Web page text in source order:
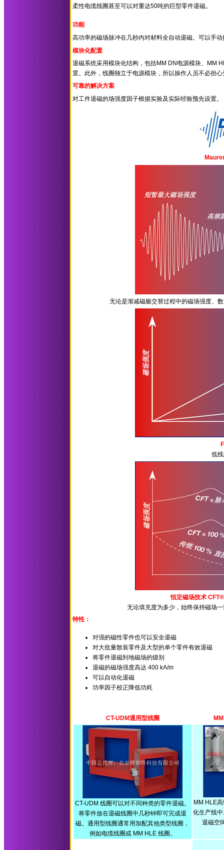
柔性电缆线圈甚至可以对重达50吨的巨型零件退磁。
功能
高功率的磁场脉冲在几秒内对材料全自动退磁。可以手
模块化配置
退磁系统采用模块化结构，包括MM DN电源模块、MM
置。此外，线圈独立于电源模块，所以操作人员不必担
可靠的解决方案
对工件退磁的场强度因子根据实验及实际经验预先设置
无论是渐减磁极交替过程中的磁场强度、
低
恒定磁场技术
无论填充度为多少，始终保持磁场
特性：
对强的磁性零件也可以安全退磁
对大批量散装零件及大型的单个零件有效退磁
将零件退磁到地磁场的级别
退磁的磁场强度高达 400 kA/m
可以自动化退磁
功率因子校正降低功耗
CT-UDM通用型线圈
CT-UDM 线圈可以对不同种类的零件退磁。
将零件放在退磁线圈中几秒钟即可完成退
磁。通用型线圈通常用加配其他类型线圈，
例如电缆线圈或 MM HLE 线圈。
MM HLE
化生产线
退磁空